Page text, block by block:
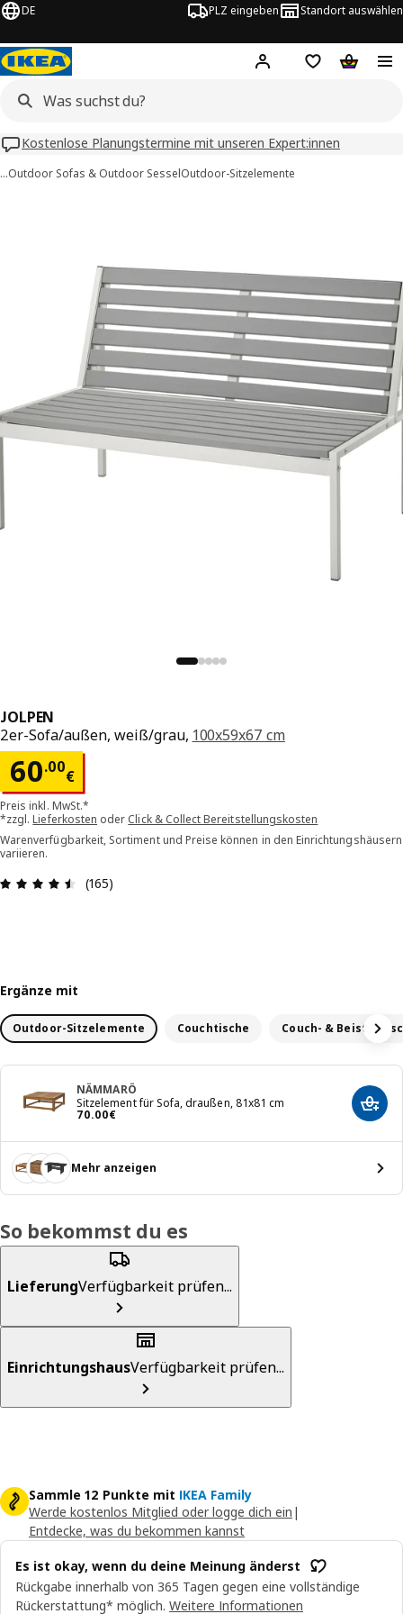
DE PLZ eingeben Standort auswählen
Hej! Hier einloggen
Merkzettel
Kostenlose Planungstermine mit unseren Expert:innen
…Outdoor Sofas & Outdoor SesselOutdoor-Sitzelemente
JOLPEN
2er-Sofa/außen, weiß/grau, 100x59x67 cm
60.00
€
Preis 60.00€
Preis inkl. MwSt.*
*zzgl.Lieferkosten oder Click & Collect Bereitstellungskosten
Warenverfügbarkeit, Sortiment und Preise können in den Einrichtungshäusern
variieren.
Bewertung: 4.5 von 5 Sterne Alle Bewertungen:
(165)
Ergänze mit
Outdoor-Sitzelemente Couchtische Couch- &
NÄMMARÖ
Sitzelement für Sofa, draußen, 81x81 cm
70.00€
Preis 70.00€ In
Mehr anzeigen
So bekommst du es
LieferungVerfügbarkeit prüfen...
EinrichtungshausVerfügbarkeit prüfen...
Sammle 12 Punkte mit IKEA Family
Werde kostenlos Mitglied oder logge dich ein |
Entdecke, was du bekommen kannst
Es ist okay, wenn du deine Meinung änderst
Rückgabe innerhalb von 365 Tagen gegen eine vollständige
Rückerstattung* möglich. Weitere Informationen